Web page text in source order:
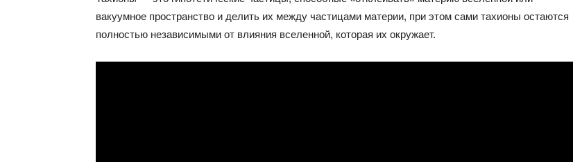
вакуумное пространство и делить их между частицами материи, при этом сами тахионы остаются
полностью независимыми от влияния вселенной, которая их окружает.